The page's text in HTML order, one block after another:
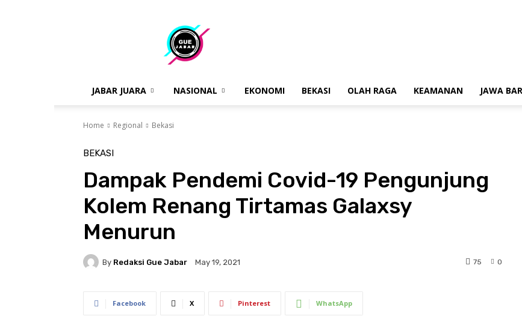
gue
jabar
JABAR JUARA NASIONAL EKONOMI BEKASI OLAH RAGA KEAMANAN JAWA
Home Regional Bekasi
BEKASI
Dampak Pendemi Covid-19 Pengunjung
Kolem Renang Tirtamas Galaxsy
Menurun
By Redaksi Gue Jabar May 19, 2021 0
75
Facebook X Pinterest WhatsApp